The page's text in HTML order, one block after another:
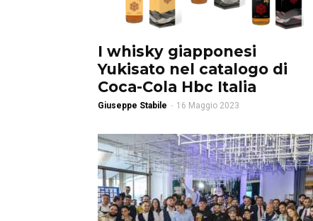
I whisky giapponesi
Yukisato nel catalogo di
Coca-Cola Hbc Italia
Giuseppe Stabile - 16 Maggio 2023